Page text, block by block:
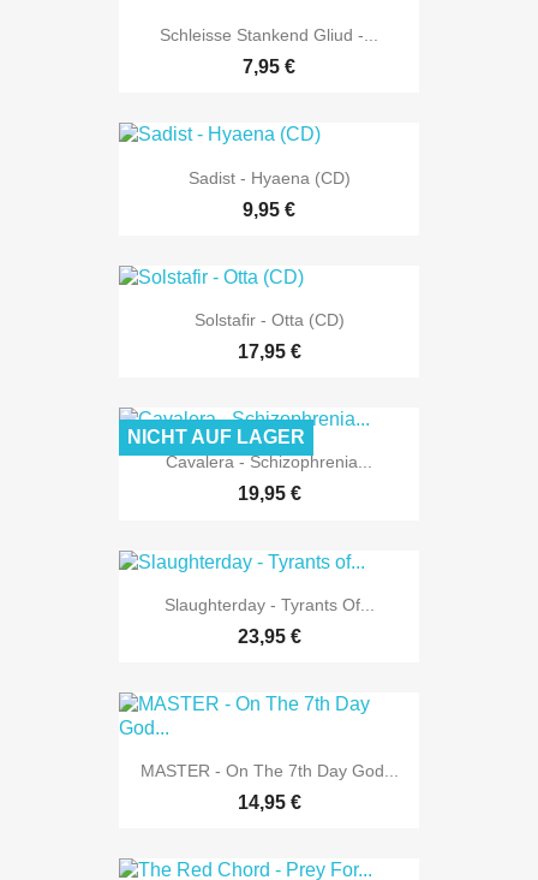
Schleisse Stankend Gliud -...
7,95 €
Sadist - Hyaena (CD)
9,95 €
Solstafir - Otta (CD)
17,95 €
Cavalera - Schizophrenia...
19,95 €
NICHT AUF LAGER
Slaughterday - Tyrants Of...
23,95 €
MASTER - On The 7th Day God...
14,95 €